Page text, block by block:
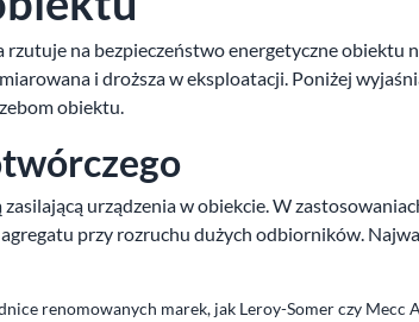
na bezpieczeństwo energetyczne obiektu
i droższa w eksploatacji. Poniżej
obiektu.
urządzenia w obiekcie. W
przy rozruchu dużych odbiorników.
renomowanych marek, jak Leroy-Somer czy Mecc